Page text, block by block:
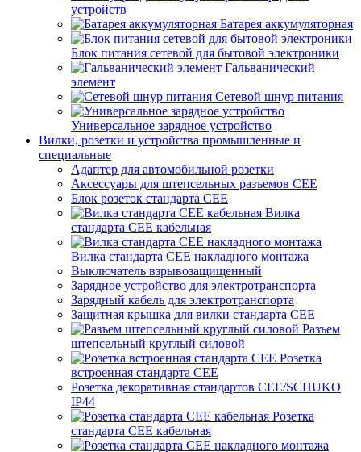
устройств
Батарея аккумуляторная
Блок питания сетевой для бытовой электроники
Гальванический
элемент
Сетевой шнур питания
Универсальное зарядное устройство
Вилки, розетки и устройства промышленные и
специальные
Адаптер для автомобильной розетки
Аксессуары для штепсельных разъемов CEE
Блок розеток стандарта CEE
Вилка
стандарта CEE кабельная
Вилка стандарта CEE накладного монтажа
Выключатель взрывозащищенный
Зарядное устройство для электротранспорта
Зарядный кабель для электротранспорта
Защитная крышка для вилки стандарта CEE
Разъем
штепсельный круглый силовой
Розетка
встроенная стандарта CEE
Розетка декоративная стандартов CEE/SCHUKO
IP44
Розетка
стандарта СЕЕ кабельная